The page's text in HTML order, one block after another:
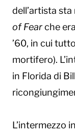
dell’artista
of Fearche
’60, in cui
mortifero).
in Florida di
L’intermezzo